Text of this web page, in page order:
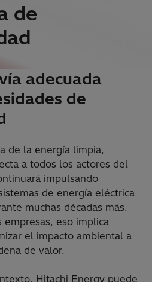
de
adecuada
de
de la energía limpia,
a todos los actores del
impulsando
de energía eléctrica
muchas décadas más.
empresas, eso implica
el impacto ambiental a
de valor.
Hitachi Energy puede